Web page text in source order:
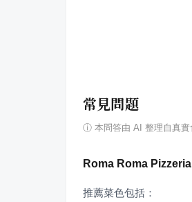
常見問題
ⓘ 本問答由 AI 整理自真實
Roma Roma